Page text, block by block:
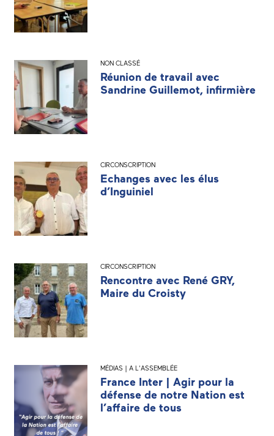
NON CLASSÉ
Réunion de travail avec
Sandrine Guillemot, infirmière
CIRCONSCRIPTION
Echanges avec les élus
d’Inguiniel
CIRCONSCRIPTION
Rencontre avec René GRY,
Maire du Croisty
MÉDIAS | A L'ASSEMBLÉE
France Inter | Agir pour la
défense de notre Nation est
l’affaire de tous